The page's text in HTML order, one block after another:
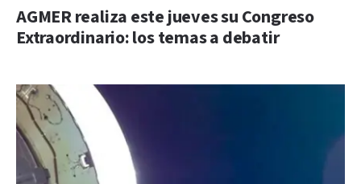
AGMER realiza este jueves su Congreso
Extraordinario: los temas a debatir